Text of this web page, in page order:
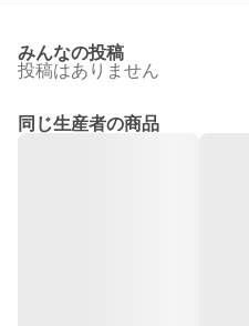
みんなの投稿
投稿はありません
同じ生産者の商品